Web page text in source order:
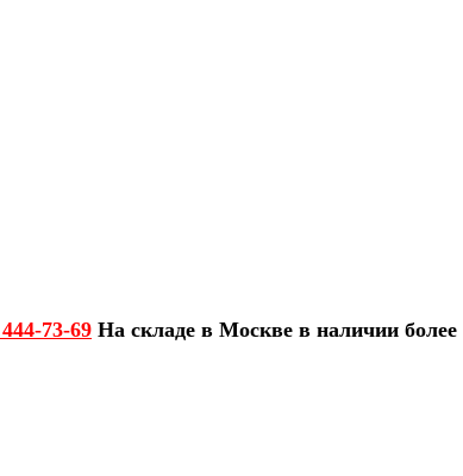
73-69 На складе в Москве в наличии более